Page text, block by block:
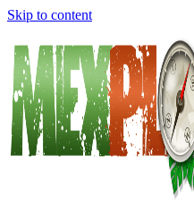
Skip to content